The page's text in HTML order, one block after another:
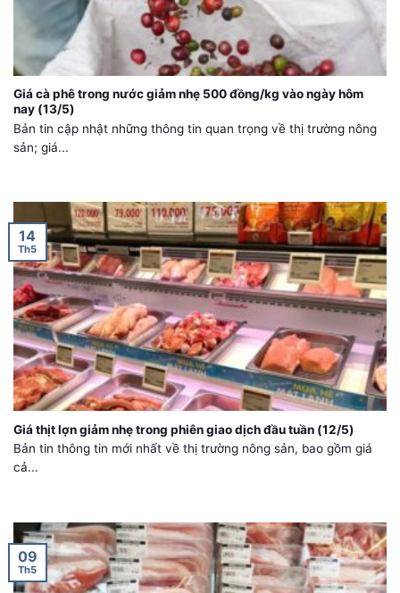
Giá cà phê trong nước giảm nhẹ 500 đồng/kg vào ngày hôm
nay (13/5)
Bản tin cập nhật những thông tin quan trọng về thị trường nông
sản; giá...
Giá thịt lợn giảm nhẹ trong phiên giao dịch đầu tuần (12/5)
Bản tin thông tin mới nhất về thị trường nông sản, bao gồm giá
cả...
14
Th5
09
Th5